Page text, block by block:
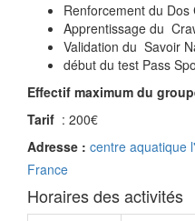
Renforcement du Dos
Apprentissage du
Validation du Savoir
début du test Pass
Effectif maximum du
Tarif : 200€
Adresse : centre aquatique
France
Horaires des activités